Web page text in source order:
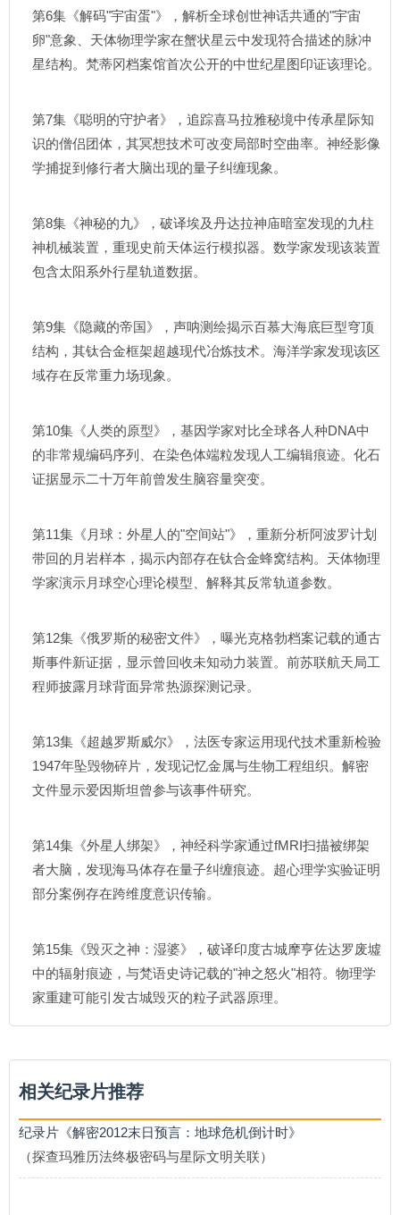
第6集《解码"宇宙蛋"》，解析全球创世神话共通的"宇宙
卵"意象、天体物理学家在蟹状星云中发现符合描述的脉冲
星结构。梵蒂冈档案馆首次公开的中世纪星图印证该理论。
第7集《聪明的守护者》，追踪喜马拉雅秘境中传承星际知
识的僧侣团体，其冥想技术可改变局部时空曲率。神经影像
学捕捉到修行者大脑出现的量子纠缠现象。
第8集《神秘的九》，破译埃及丹达拉神庙暗室发现的九柱
神机械装置，重现史前天体运行模拟器。数学家发现该装置
包含太阳系外行星轨道数据。
第9集《隐藏的帝国》，声呐测绘揭示百慕大海底巨型穹顶
结构，其钛合金框架超越现代冶炼技术。海洋学家发现该区
域存在反常重力场现象。
第10集《人类的原型》，基因学家对比全球各人种DNA中
的非常规编码序列、在染色体端粒发现人工编辑痕迹。化石
证据显示二十万年前曾发生脑容量突变。
第11集《月球：外星人的"空间站"》，重新分析阿波罗计划
带回的月岩样本，揭示内部存在钛合金蜂窝结构。天体物理
学家演示月球空心理论模型、解释其反常轨道参数。
第12集《俄罗斯的秘密文件》，曝光克格勃档案记载的通古
斯事件新证据，显示曾回收未知动力装置。前苏联航天局工
程师披露月球背面异常热源探测记录。
第13集《超越罗斯威尔》，法医专家运用现代技术重新检验
1947年坠毁物碎片，发现记忆金属与生物工程组织。解密
文件显示爱因斯坦曾参与该事件研究。
第14集《外星人绑架》，神经科学家通过fMRI扫描被绑架
者大脑，发现海马体存在量子纠缠痕迹。超心理学实验证明
部分案例存在跨维度意识传输。
第15集《毁灭之神：湿婆》，破译印度古城摩亨佐达罗废墟
中的辐射痕迹，与梵语史诗记载的"神之怒火"相符。物理学
家重建可能引发古城毁灭的粒子武器原理。
相关纪录片推荐
纪录片《解密2012末日预言：地球危机倒计时》
（探查玛雅历法终极密码与星际文明关联）